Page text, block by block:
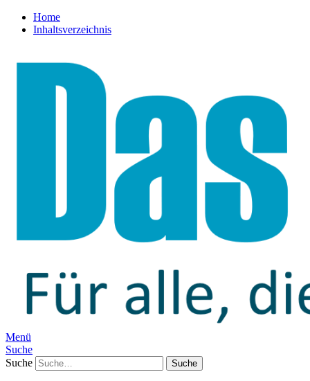
Home
Inhaltsverzeichnis
Menü
Suche
Suche